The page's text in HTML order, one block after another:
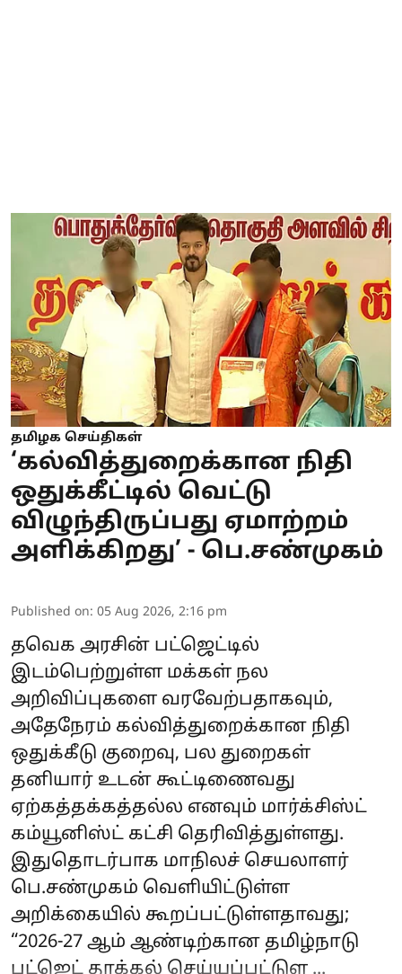
தமிழக செய்திகள்
‘கல்வித்துறைக்கான நிதி
ஒதுக்கீட்டில் வெட்டு
விழுந்திருப்பது ஏமாற்றம்
அளிக்கிறது’ - பெ.சண்முகம்
Published on: 05 Aug 2026, 2:16 pm
தவெக அரசின் பட்ஜெட்டில்
இடம்பெற்றுள்ள மக்கள் நல
அறிவிப்புகளை வரவேற்பதாகவும்,
அதேநேரம் கல்வித்துறைக்கான நிதி
ஒதுக்கீடு குறைவு, பல துறைகள்
தனியார் உடன் கூட்டிணைவது
ஏற்கத்தக்கத்தல்ல எனவும் மார்க்சிஸ்ட்
கம்யூனிஸ்ட் கட்சி தெரிவித்துள்ளது.
இதுதொடர்பாக மாநிலச் செயலாளர்
பெ.சண்முகம் வெளியிட்டுள்ள
அறிக்கையில் கூறப்பட்டுள்ளதாவது;
“2026-27 ஆம் ஆண்டிற்கான தமிழ்நாடு
பட்ஜெட் தாக்கல் செய்யப்பட்டுள ...